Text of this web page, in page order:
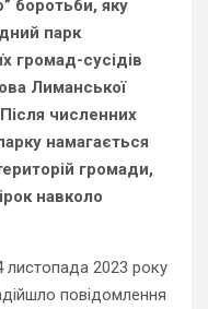
боротьби, яку
парк
громад-сусідів
Лиманської
численних
намагається
громади,
навколо
листопада 2023 року
повідомлення